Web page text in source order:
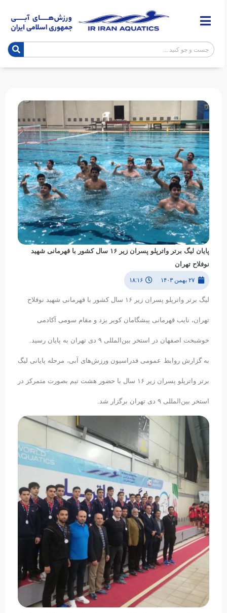
پایان لیگ برتر واترپلو پسران زیر ۱۶ سال کشور با قهرمانی شهید
نوفلاح تهران
۲۷ بهمن ۱۴۰۳ ۱۸:۱۶
لیگ برتر واترپلو پسران زیر ۱۶ سال کشور با قهرمانی شهید نوفلاح
تهران، نایب قهرمانی پیشگامان کویر یزد و مقام سومی آکادمی
خوشبخت اصفهان در استخر بین‌المللی ۹ دی تهران به پایان رسید.
به گزارش روابط عمومی فدراسیون ورزش‌های آبی، مرحله پایانی لیگ
برتر واترپلو پسران زیر ۱۶ سال با حضور هشت تیم بصورت متمرکز در
استخر بین‌المللی ۹ دی تهران برگزار شد.